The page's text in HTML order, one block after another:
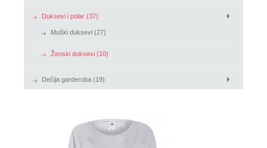
Duksevi i polar (37)
Muški duksevi (27)
Ženski duksevi (10)
Dečija garderoba (19)